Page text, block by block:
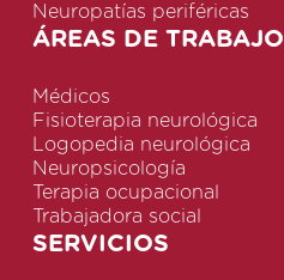
Neuropatías periféricas
ÁREAS DE TRABAJO
Médicos
Fisioterapia neurológica
Logopedia neurológica
Neuropsicología
Terapia ocupacional
Trabajadora social
SERVICIOS